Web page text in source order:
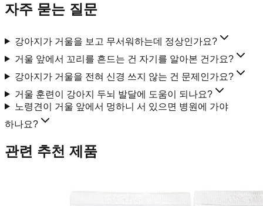
자주 묻는 질문
강아지가 거울을 보고 무서워하는데 정상인가요?
거울 앞에서 꼬리를 흔드는 건 자기를 알아본 건가요?
강아지가 거울을 전혀 신경 쓰지 않는 건 문제인가요?
거울 훈련이 강아지 두뇌 발달에 도움이 되나요?
노령견이 거울 앞에서 멍하니 서 있으면 병원에 가야
하나요?
관련 추천 제품